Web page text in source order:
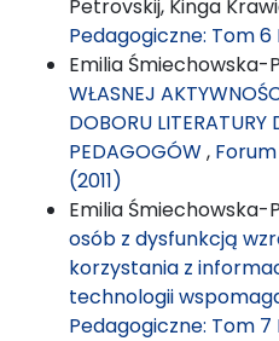
Petrovskij, Kinga
Pedagogiczne: Tom 6
Emilia Śmiechowska-
WŁASNEJ
DOBORU LITERATURY
PEDAGOGÓW,
(2011)
Emilia Śmiechowska-
osób z dysfunkcją
korzystania z
technologii
Pedagogiczne: Tom 7